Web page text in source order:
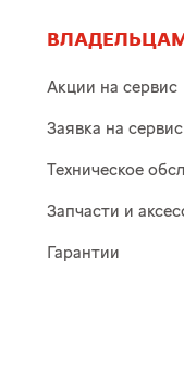
ВЛАДЕЛЬЦАМ
Акции на сервис
Заявка на сервис
Техническое
Запчасти и
Гарантии